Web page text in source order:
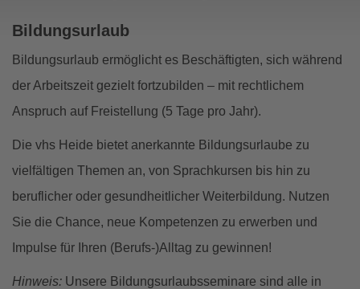
Bildungsurlaub
Bildungsurlaub ermöglicht es Beschäftigten, sich während
der Arbeitszeit gezielt fortzubilden – mit rechtlichem
Anspruch auf Freistellung (5 Tage pro Jahr).
Die vhs Heide bietet anerkannte Bildungsurlaube zu
vielfältigen Themen an, von Sprachkursen bis hin zu
beruflicher oder gesundheitlicher Weiterbildung. Nutzen
Sie die Chance, neue Kompetenzen zu erwerben und
Impulse für Ihren (Berufs-)Alltag zu gewinnen!
Hinweis: Unsere Bildungsurlaubsseminare sind alle in